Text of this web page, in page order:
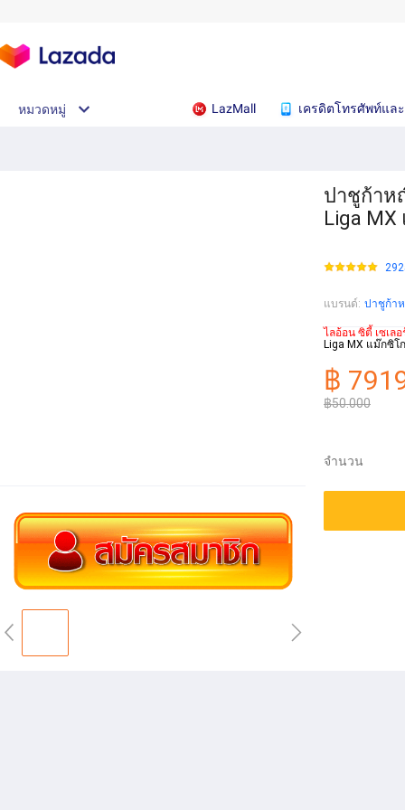
หมวดหมู่ LazMall เครดิตโทรศัพท์แล
ปาชูก้าห
Liga
แบรนด์: ปาชูก้า
ไลอ้อน ซิตี้ เซเลอ
Liga MX แม๊กซิ
฿
฿50.000
จำนวน